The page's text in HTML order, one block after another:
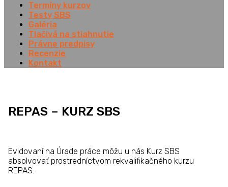
Termíny kurzov
Testy SBS
Galéria
Tlačivá na stiahnutie
Právne predpisy
Recenzie
Kontakt
REPAS – KURZ SBS
Evidovaní na Úrade práce môžu u nás Kurz SBS
absolvovať prostredníctvom rekvalifikačného kurzu
REPAS.